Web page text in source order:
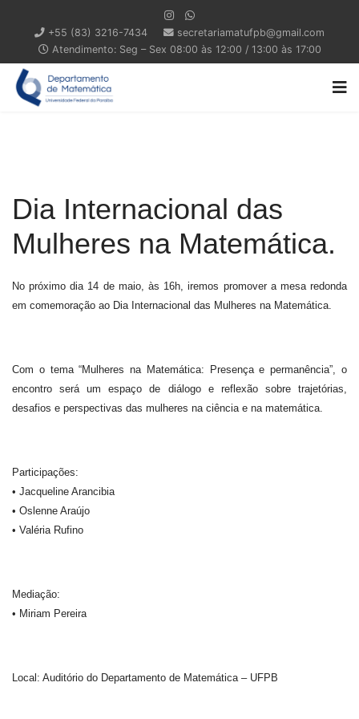
+55 (83) 3216-7434
secretariamatufpb@gmail.com
Atendimento: Seg – Sex 08:00 às 12:00 / 13:00 às 17:00
Dia Internacional das
Mulheres na Matemática.
No próximo dia 14 de maio, às 16h, iremos promover a mesa redonda
em comemoração ao Dia Internacional das Mulheres na Matemática.
Com o tema “Mulheres na Matemática: Presença e permanência”, o
encontro será um espaço de diálogo e reflexão sobre trajetórias,
desafios e perspectivas das mulheres na ciência e na matemática.
Participações:
• Jacqueline Arancibia
• Oslenne Araújo
• Valéria Rufino
Mediação:
• Miriam Pereira
Local: Auditório do Departamento de Matemática – UFPB